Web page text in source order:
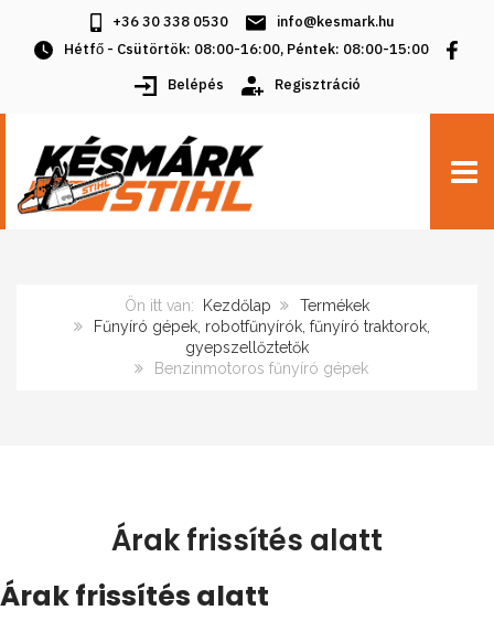
+36 30 338 0530
info@kesmark.hu
Hétfő - Csütörtök: 08:00-16:00, Péntek: 08:00-15:00
Belépés
Regisztráció
Ön itt van: Kezdőlap
Termékek
Fűnyíró gépek, robotfűnyírók, fűnyíró traktorok,
gyepszellőztetők
Benzinmotoros fűnyíró gépek
Árak frissítés alatt
Árak frissítés alatt